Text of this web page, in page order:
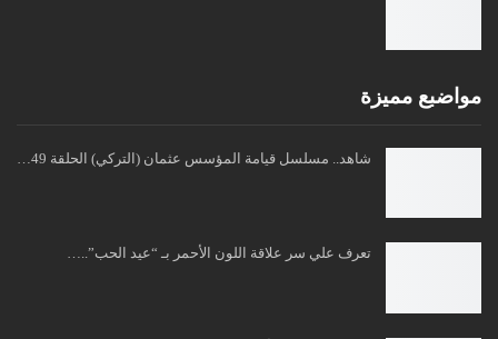
مواضبع مميزة
شاهد.. مسلسل قيامة المؤسس عثمان (التركي) الحلقة 49…
تعرف علي سر علاقة اللون الأحمر بـ “عيد الحب”..…